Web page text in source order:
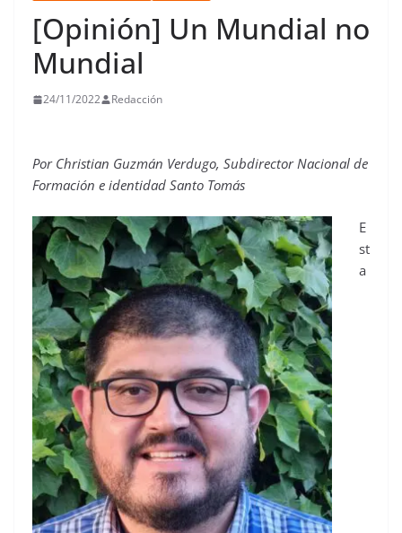
[Opinión] Un Mundial no
Mundial
24/11/2022 Redacción
Por Christian Guzmán Verdugo, Subdirector Nacional de
Formación e identidad Santo Tomás
E
st
a